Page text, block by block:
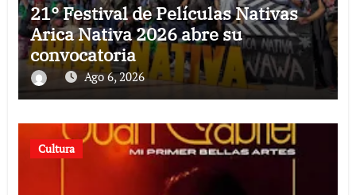
21° Festival de Películas Nativas
Arica Nativa 2026 abre su
convocatoria
Ago 6, 2026
Cultura